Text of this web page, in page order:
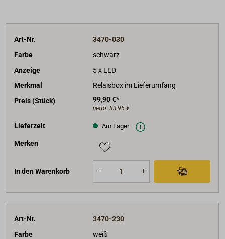
Art-Nr.
3470-030
Farbe
schwarz
Anzeige
5 x LED
Merkmal
Relaisbox im Lieferumfang
Preis (Stück)
99,90 €*
netto: 83,95 €
Lieferzeit Am Lager
Merken
In den Warenkorb
Art-Nr.
3470-230
Farbe
weiß